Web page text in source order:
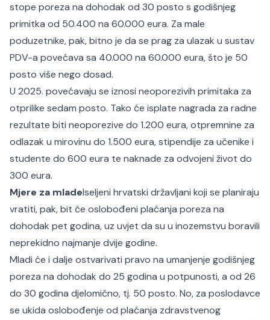
stope poreza na dohodak od 30 posto s godišnjeg
primitka od 50.400 na 60.000 eura. Za male
poduzetnike, pak, bitno je da se prag za ulazak u sustav
PDV-a povećava sa 40.000 na 60.000 eura, što je 50
posto više nego dosad.
U 2025. povećavaju se iznosi neoporezivih primitaka za
otprilike sedam posto. Tako će isplate nagrada za radne
rezultate biti neoporezive do 1.200 eura, otpremnine za
odlazak u mirovinu do 1.500 eura, stipendije za učenike i
studente do 600 eura te naknade za odvojeni život do
300 eura.
Mjere za mladeIseljeni hrvatski državljani koji se planiraju
vratiti, pak, bit će oslobođeni plaćanja poreza na
dohodak pet godina, uz uvjet da su u inozemstvu boravili
neprekidno najmanje dvije godine.
Mladi će i dalje ostvarivati pravo na umanjenje godišnjeg
poreza na dohodak do 25 godina u potpunosti, a od 26
do 30 godina djelomično, tj. 50 posto. No, za poslodavce
se ukida oslobođenje od plaćanja zdravstvenog